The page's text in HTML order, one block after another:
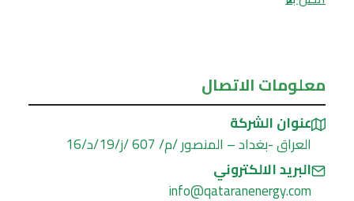
معلومات الاتصال
عنوان الشركة
العراق -بغداد – المنصور /م/ 607 /ز/19/د/16
البريد الالكتروني
info@qataranenergy.com